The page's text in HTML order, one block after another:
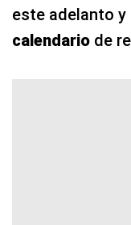
este adelanto
calendario de